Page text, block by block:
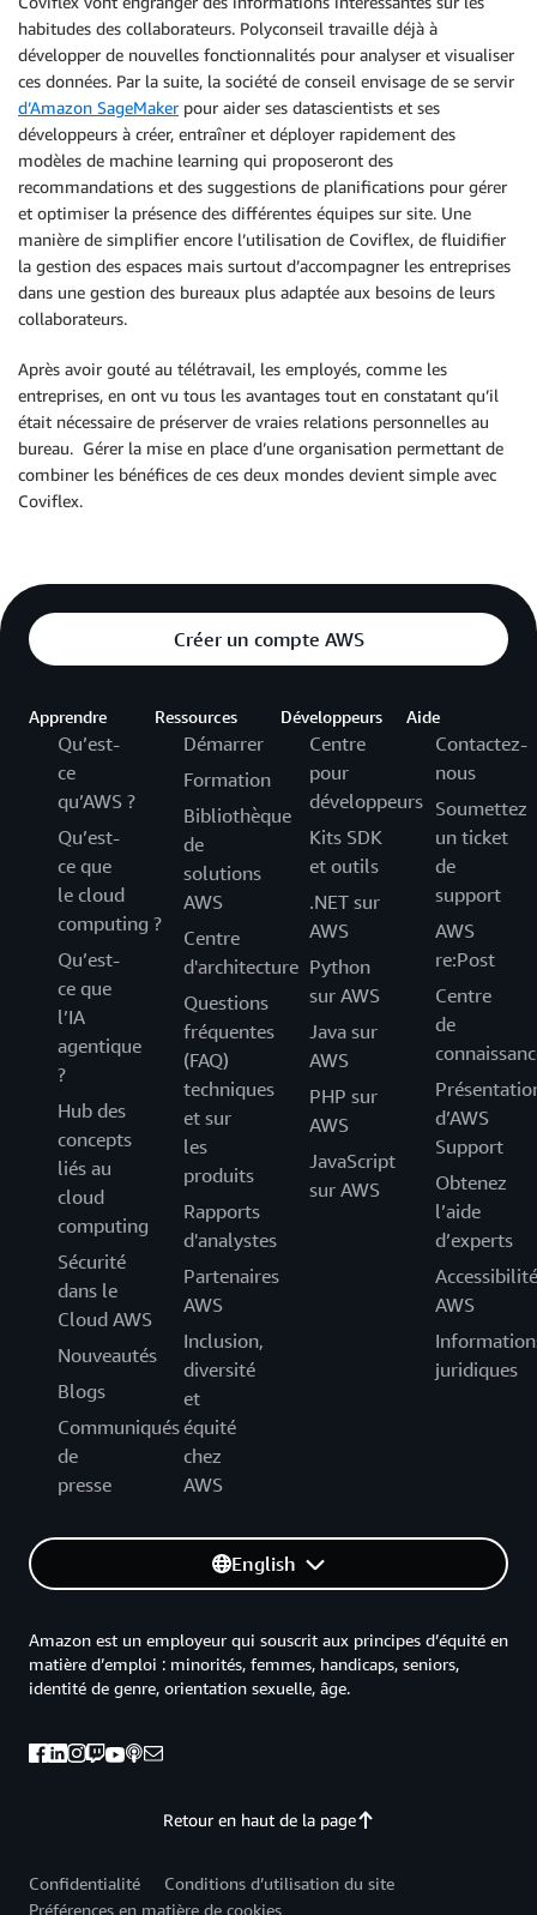
habitudes des collaborateurs. Polyconseil travaille déjà à
développer de nouvelles fonctionnalités pour analyser et visualiser
ces données. Par la suite, la société de conseil envisage de se servir
d’Amazon SageMakerpour aider ses datascientists et ses
développeurs à créer, entraîner et déployer rapidement des
modèles de machine learning qui proposeront des
recommandations et des suggestions de planifications pour gérer
et optimiser la présence des différentes équipes sur site. Une
manière de simplifier encore l’utilisation de Coviflex, de fluidifier
la gestion des espaces mais surtout d’accompagner les entreprises
dans une gestion des bureaux plus adaptée aux besoins de leurs
collaborateurs.
Après avoir gouté au télétravail, les employés, comme les
entreprises, en ont vu tous les avantages tout en constatant qu’il
était nécessaire de préserver de vraies relations personnelles au
bureau. Gérer la mise en place d’une organisation permettant de
combiner les bénéfices de ces deux mondes devient simple avec
Coviflex.
Créer un compte AWS
Apprendre
Qu’est-
ce
qu’AWS ?
Qu’est-
ce que
le cloud
computing ?
Qu’est-
ce que
l’IA
agentique
?
Hub des
concepts
liés au
cloud
computing
Sécurité
dans le
Cloud AWS
Nouveautés
Blogs
Communiqués
de
presse
Ressources
Démarrer
Formation
Bibliothèque
de
solutions
AWS
Centre
d'architecture
Questions
fréquentes
(FAQ)
techniques
et sur
les
produits
Rapports
d'analystes
Partenaires
AWS
Inclusion,
diversité
et
équité
chez
AWS
Développeurs
Centre
pour
développeurs
Kits SDK
et outils
.NET sur
AWS
Python
sur AWS
Java sur
AWS
PHP sur
AWS
JavaScript
sur AWS
Aide
Contactez-
nous
Soumettez
un ticket
de
support
AWS
re:Post
Centre
de
d’AWS
Support
Obtenez
l’aide
d’experts
Accessibilité
AWS
juridiques
English
Retour en haut de la page
Amazon est un employeur qui souscrit aux principes d’équité en
matière d’emploi : minorités, femmes, handicaps, seniors,
identité de genre, orientation sexuelle, âge.
Confidentialité
Conditions d’utilisation du site
Préférences en matière de cookies